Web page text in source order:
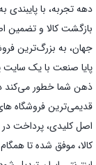
بازگشت کالا و تضمین
جهان، به بزرگ‌ترین
پایا صنعت با یک سایت
ذهن شما خطور می‌کند در
قدیمی‌ترین فروشگاه
کالا، موفق شده تا